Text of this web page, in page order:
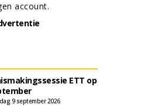
account.
ETT op
9 september 2026